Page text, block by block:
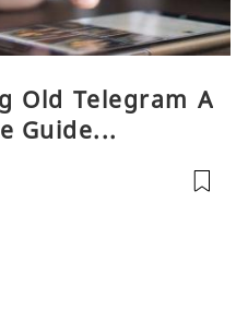
Old Telegram A
Guide...